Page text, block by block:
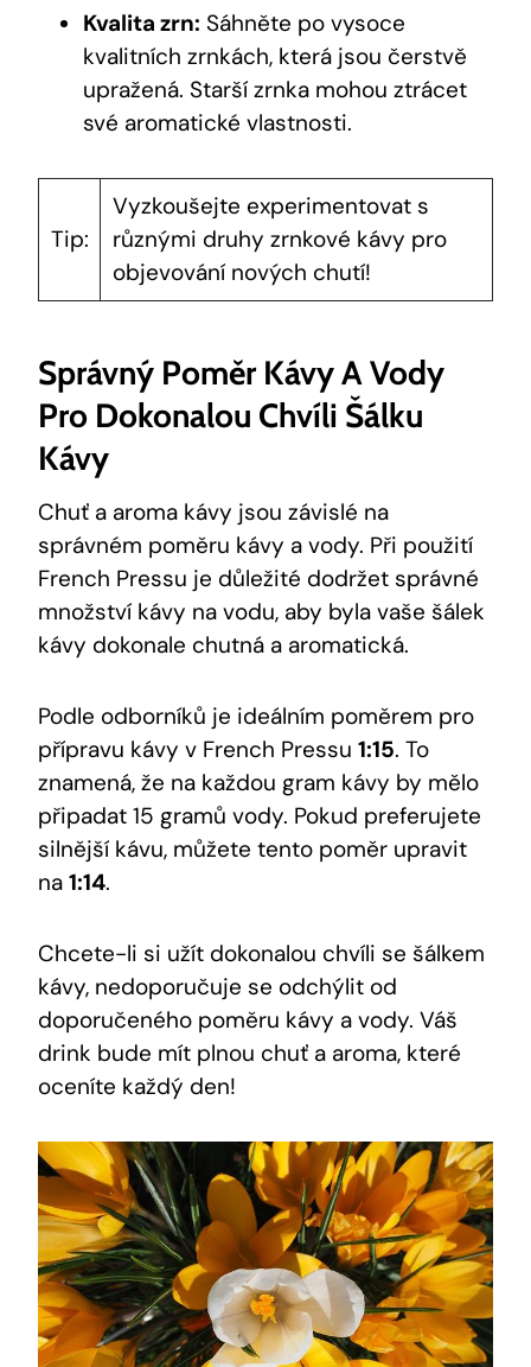
Kvalita zrn: Sáhněte po vysoce
kvalitních zrnkách, která jsou čerstvě
upražená. Starší zrnka mohou ztrácet
své aromatické vlastnosti.
Tip:
Vyzkoušejte experimentovat s
různými druhy zrnkové kávy pro
objevování nových chutí!
Správný Poměr Kávy A Vody
Pro Dokonalou Chvíli Šálku
Kávy
Chuť a aroma kávy jsou závislé na
správném poměru kávy a vody. Při použití
French Pressu je důležité dodržet správné
množství kávy na vodu, aby byla vaše šálek
kávy dokonale chutná a aromatická.
Podle odborníků je ideálním poměrem pro
přípravu kávy v French Pressu 1:15. To
znamená, že na každou gram kávy by mělo
připadat 15 gramů vody. Pokud preferujete
silnější kávu, můžete tento poměr upravit
na 1:14.
Chcete-li si užít dokonalou chvíli se šálkem
kávy, nedoporučuje se odchýlit od
doporučeného poměru kávy a vody. Váš
drink bude mít plnou chuť a aroma, které
oceníte každý den!